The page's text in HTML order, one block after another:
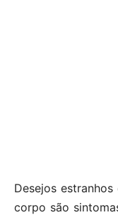
Desejos
corpo são